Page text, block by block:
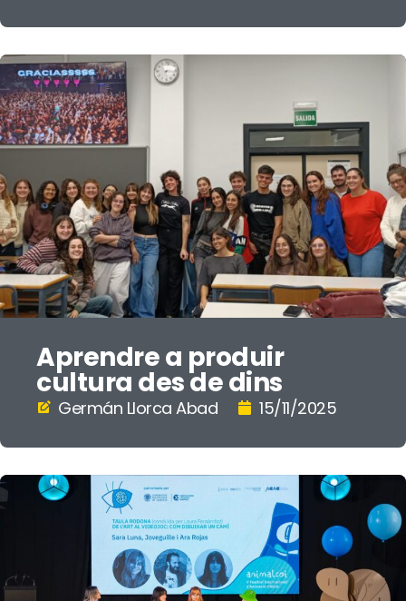
Aprendre a produir
cultura des de dins
Germán Llorca Abad 15/11/2025